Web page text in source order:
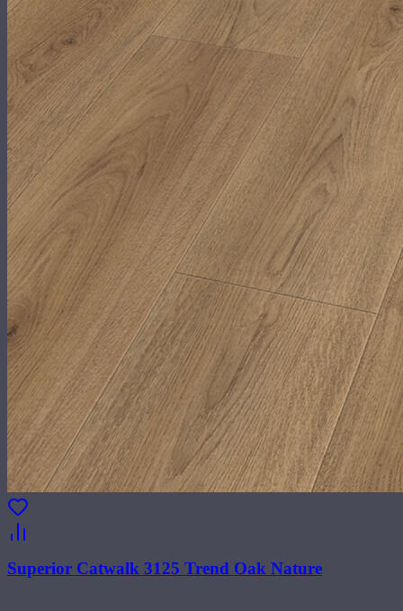
Superior Catwalk 3125 Trend Oak Nature